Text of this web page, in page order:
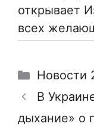
открывает
всех
Рубрики
Новости
В
дыхание» о